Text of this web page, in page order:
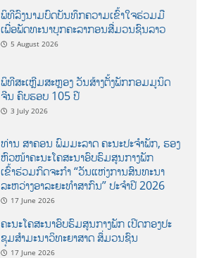
ພິທີລົງນາມບົດບັນທຶກຄວາມເຂົ້າໃຈຮ່ວມມື
ເພື່ອພັດທະນາບຸກຄະລາກອນສື່ມວນຊົນລາວ
5 August 2026
ພິທີສະເຫຼີມສະຫຼອງ ວັນສ້າງຕັ້ງພັກກອມມູນິດ
ຈີນ ຄົບຮອບ 105 ປີ
3 July 2026
ທ່ານ ສາຄອນ ພົມມະລາດ ຄະນະປະຈໍາພັກ, ຮອງ
ຫົວໜ້າຄະນະໂຄສະນາອົບຮົມສູນກາງພັກ
ເຂົ້າຮ່ວມກິດຈະກຳ “ວັນແຫ່ງການສົນທະນາ
ລະຫວ່າງອາລະຍະທຳສາກົນ” ປະຈຳປີ 2026
17 June 2026
ຄະນະໂຄສະນາອົບຮົມສູນກາງພັກ ເປີດກອງປະ
ຊຸມສຳມະນາວິທະຍາສາດ ສຶ່ມວນຊົນ
17 June 2026